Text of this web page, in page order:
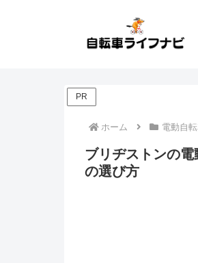
PR
ホーム 電動自
ブリヂストンの
の選び方